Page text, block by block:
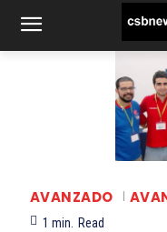
AVANZADO
1 min. Read